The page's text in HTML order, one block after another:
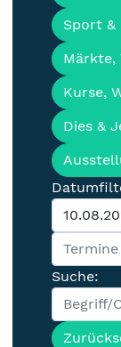
Sport &
Märkte,
Kurse,
Dies &
Suche: